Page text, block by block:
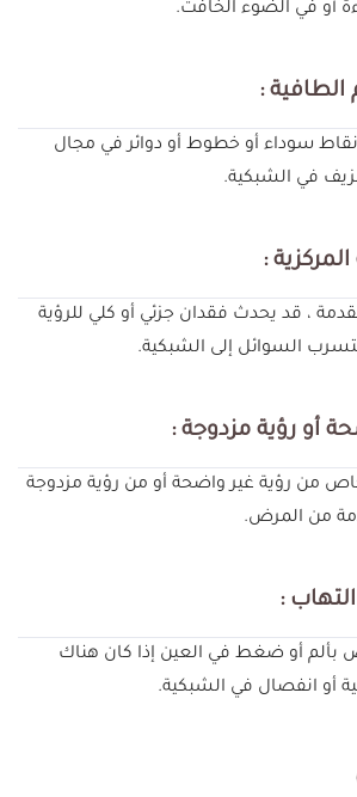
أو في الضوء الخافت.
الطافية :
سوداء أو خطوط أو دوائر في مجال
في الشبكية.
:
، قد يحدث فقدان جزئي أو كلي للرؤية
لتسرب السوائل إلى الشبكية.
أو رؤية مزدوجة :
من رؤية غير واضحة أو من رؤية مزدوجة
من المرض.
:
بألم أو ضغط في العين إذا كان هناك
أو انفصال في الشبكية.